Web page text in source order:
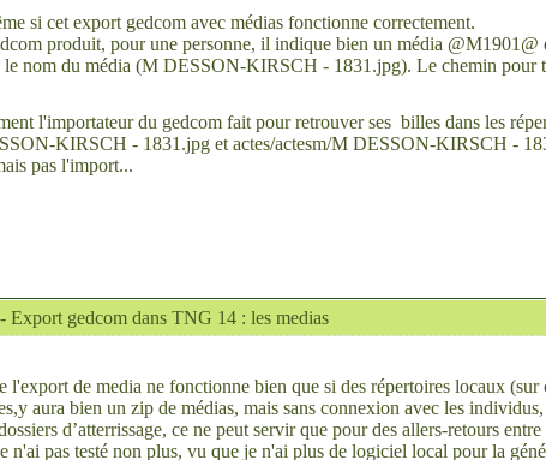
si cet export gedcom avec médias fonctionne correctement.
produit, pour une personne, il indique bien un média @M1901@
nom du média (M DESSON-KIRSCH - 1831.jpg). Le chemin pour
l'importateur du gedcom fait pour retrouver ses billes dans les
KIRSCH - 1831.jpg et actes/actesm/M DESSON-KIRSCH -
pas l'import...
Export gedcom dans TNG 14 : les medias
l'export de media ne fonctionne bien que si des répertoires locaux
aura bien un zip de médias, mais sans connexion avec les
d’atterrissage, ce ne peut servir que pour des allers-retours
n'ai pas testé non plus, vu que je n'ai plus de logiciel local pour la